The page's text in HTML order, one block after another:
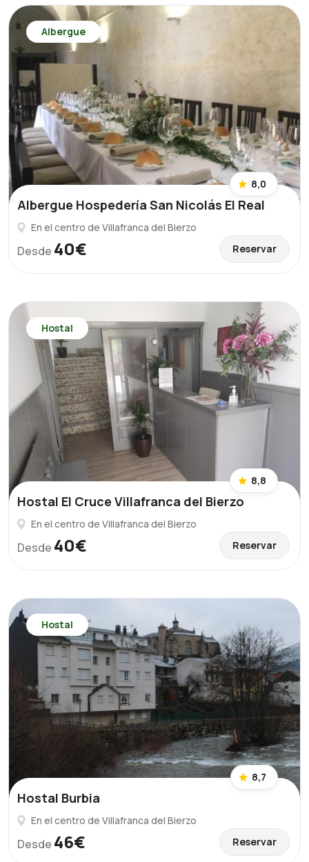
Albergue
8,0
Albergue Hospedería San Nicolás El Real
En el centro de Villafranca del Bierzo
Desde 40€ Reservar
Hostal
8,8
Hostal El Cruce Villafranca del Bierzo
En el centro de Villafranca del Bierzo
Desde 40€ Reservar
Hostal
8,7
Hostal Burbia
En el centro de Villafranca del Bierzo
Desde 46€ Reservar